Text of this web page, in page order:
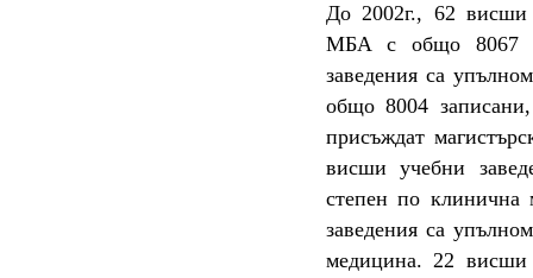
До 2002г., 62 висши
МБА с общо 8067
заведения са
общо 8004
присъждат
висши учебни
степен по
заведения са
медицина. 22 висши